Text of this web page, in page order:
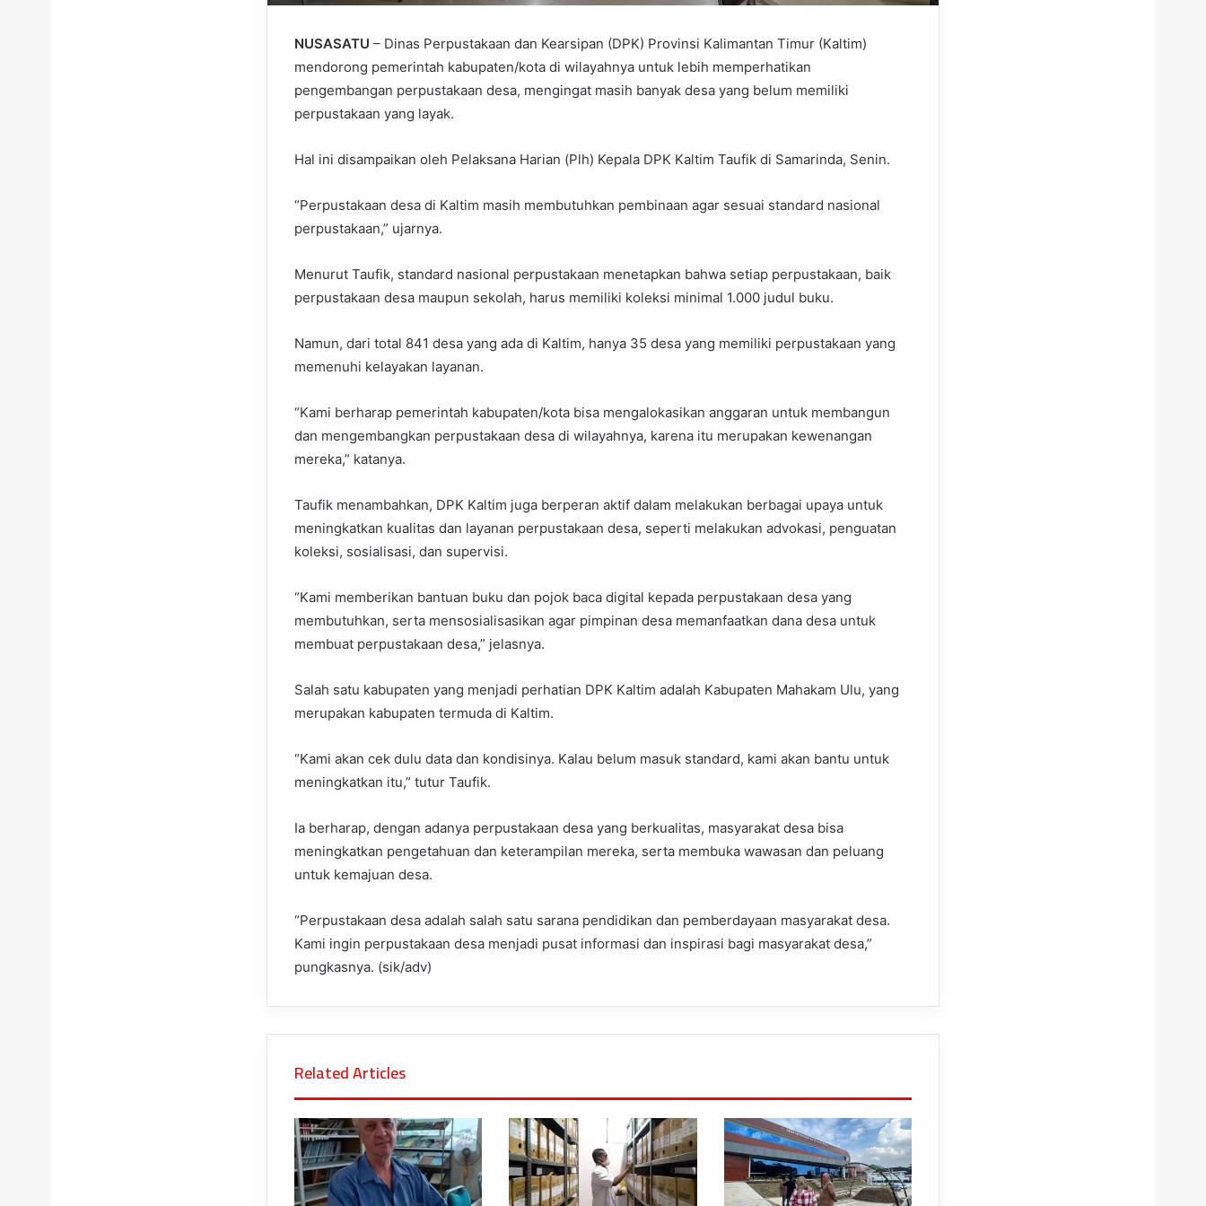
NUSASATU – Dinas Perpustakaan dan Kearsipan (DPK) Provinsi Kalimantan Timur (Kaltim)
mendorong pemerintah kabupaten/kota di wilayahnya untuk lebih memperhatikan
pengembangan perpustakaan desa, mengingat masih banyak desa yang belum memiliki
perpustakaan yang layak.
Hal ini disampaikan oleh Pelaksana Harian (Plh) Kepala DPK Kaltim Taufik di Samarinda, Senin.
“Perpustakaan desa di Kaltim masih membutuhkan pembinaan agar sesuai standard nasional
perpustakaan,” ujarnya.
Menurut Taufik, standard nasional perpustakaan menetapkan bahwa setiap perpustakaan, baik
perpustakaan desa maupun sekolah, harus memiliki koleksi minimal 1.000 judul buku.
Namun, dari total 841 desa yang ada di Kaltim, hanya 35 desa yang memiliki perpustakaan yang
memenuhi kelayakan layanan.
“Kami berharap pemerintah kabupaten/kota bisa mengalokasikan anggaran untuk membangun
dan mengembangkan perpustakaan desa di wilayahnya, karena itu merupakan kewenangan
mereka,” katanya.
Taufik menambahkan, DPK Kaltim juga berperan aktif dalam melakukan berbagai upaya untuk
meningkatkan kualitas dan layanan perpustakaan desa, seperti melakukan advokasi, penguatan
koleksi, sosialisasi, dan supervisi.
“Kami memberikan bantuan buku dan pojok baca digital kepada perpustakaan desa yang
membutuhkan, serta mensosialisasikan agar pimpinan desa memanfaatkan dana desa untuk
membuat perpustakaan desa,” jelasnya.
Salah satu kabupaten yang menjadi perhatian DPK Kaltim adalah Kabupaten Mahakam Ulu, yang
merupakan kabupaten termuda di Kaltim.
“Kami akan cek dulu data dan kondisinya. Kalau belum masuk standard, kami akan bantu untuk
meningkatkan itu,” tutur Taufik.
Ia berharap, dengan adanya perpustakaan desa yang berkualitas, masyarakat desa bisa
meningkatkan pengetahuan dan keterampilan mereka, serta membuka wawasan dan peluang
untuk kemajuan desa.
“Perpustakaan desa adalah salah satu sarana pendidikan dan pemberdayaan masyarakat desa.
Kami ingin perpustakaan desa menjadi pusat informasi dan inspirasi bagi masyarakat desa,”
pungkasnya. (sik/adv)
Related Articles